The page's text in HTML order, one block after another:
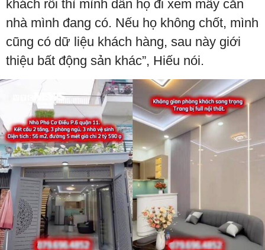
khách rồi thì mình dẫn họ đi xem mấy căn
nhà mình đang có. Nếu họ không chốt, mình
cũng có dữ liệu khách hàng, sau này giới
thiệu bất động sản khác”, Hiếu nói.